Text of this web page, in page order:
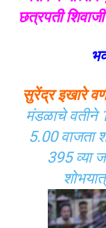
छत्रपती
सुरेंद्र इखारे
मंडळाचे वतीने
5.00 वाजता
395 व्या